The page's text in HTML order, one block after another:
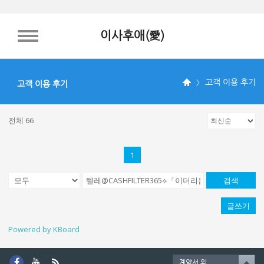
TOGGLE NAVIGATION이사후애(愛)
고객 이용 후기 고객 이용 후기
전체 66
1
검색
글쓰기
Powered by KBoard
계약서 외.